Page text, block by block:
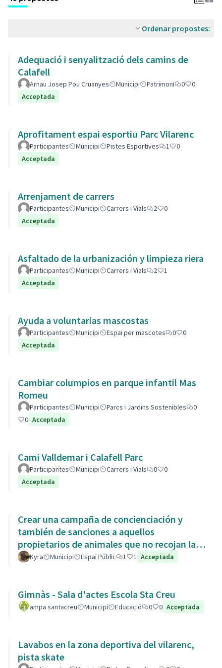
Ordenar propostes:
Adequació i senyalització dels camins de
Calafell
Arnau Josep Pou Cruanyes Municipi Patrimoni 0
0
Acceptada
Aprofitament espai esportiu Parc Vilarenc
Participantes Municipi Pistes Esportives 1
0
Acceptada
Arrenjament de carrers
Participantes Municipi Carrers i Vials 2
0
Acceptada
Asfaltado de la urbanización y limpieza riera
Participantes Municipi Carrers i Vials 2
1
Acceptada
Ayuda a voluntarias mascostas
Participantes Municipi Espai per mascotes 0
0
Acceptada
Cambiar columpios en parque infantil Mas
Romeu
Participantes Municipi Parcs i Jardins Sostenibles
0
0 Acceptada
Cami Valldemar i Calafell Parc
Participantes Municipi Carrers i Vials 0
0
Acceptada
Crear una campaña de concienciación y
también de sanciones a aquellos
propietarios de animales que no recojan las
heces de las aceras. Es responsabili
Kyra Municipi Espai Públic 1 1 Acceptada
Gimnàs - Sala d'actes Escola Sta Creu
ampa santacreu Municipi Educació 0 0 Acceptada
Lavabos en la zona deportiva del vilarenc,
pista skate